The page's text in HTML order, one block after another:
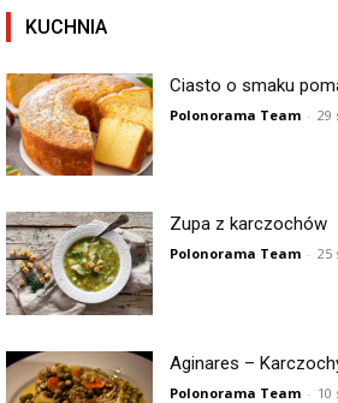
KUCHNIA
Ciasto o smaku
Polonorama Team - 29
Zupa z karczochów
Polonorama Team - 25
Aginares –
Polonorama Team - 10